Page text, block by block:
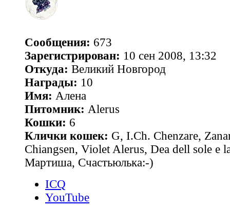
Сообщения: 673
Зарегистрирован: 10 сен 2008, 13:32
Откуда: Великий Новгород
Награды: 10
Имя: Алена
Питомник: Alerus
Кошки: 6
Клички кошек: G, I.Ch. Chenzare,
Chiangsen, Violet Alerus, Dea dell sole e
Мартиша, Счастьюлька:-)
ICQ
YouTube